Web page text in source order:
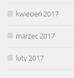
kwiecień 2017
marzec 2017
luty 2017